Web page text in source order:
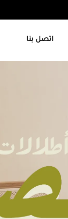
اتصل بنا